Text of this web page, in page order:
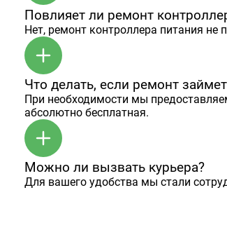
Повлияет ли ремонт
Нет, ремонт контроллера питания не
Что делать, если ремонт
При необходимости мы
абсолютно бесплатная.
Можно ли вызвать курьера?
Для вашего удобства мы стали